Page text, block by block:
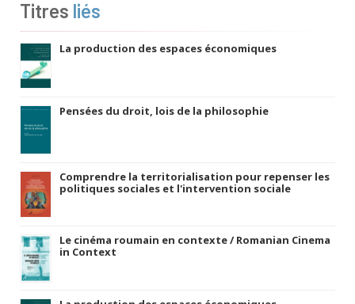
Titres liés
La production des espaces économiques
Pensées du droit, lois de la philosophie
Comprendre la territorialisation pour repenser les
politiques sociales et l'intervention sociale
Le cinéma roumain en contexte / Romanian Cinema
in Context